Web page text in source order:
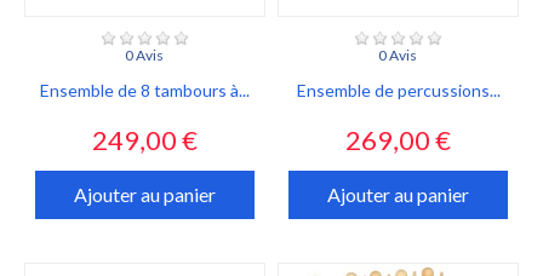
0 Avis
Ensemble de 8 tambours à...
Prix
249,00 €
Ajouter au panier
0 Avis
Ensemble de percussions...
Prix
269,00 €
Ajouter au panier